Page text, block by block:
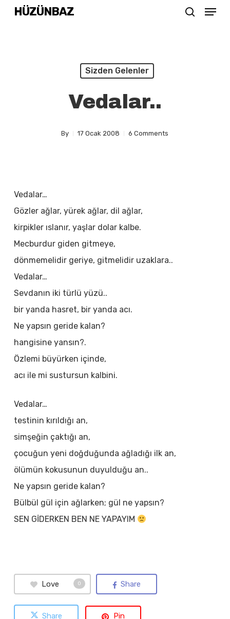
SkipHÜZÜNBAZ Menu
Sizden Gelenler
Vedalar..
By 17 Ocak 2008 6 Comments
Vedalar…
Gözler ağlar, yürek ağlar, dil ağlar,
kirpikler ıslanır, yaşlar dolar kalbe.
Mecburdur giden gitmeye,
dönmemelidir geriye, gitmelidir uzaklara..
Vedalar…
Sevdanın iki türlü yüzü..
bir yanda hasret, bir yanda acı.
Ne yapsın geride kalan?
hangisine yansın?.
Özlemi büyürken içinde,
acı ile mi sustursun kalbini.
Vedalar…
testinin kırıldığı an,
simşeğin çaktığı an,
çocuğun yeni doğduğunda ağladığı ilk an,
ölümün kokusunun duyulduğu an..
Ne yapsın geride kalan?
Bülbül gül için ağlarken; gül ne yapsın?
SEN GİDERKEN BEN NE YAPAYIM
Love 0 Share
Share Pin